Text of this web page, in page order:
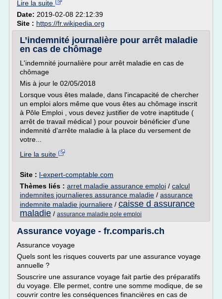
Lire la suite
Date: 2019-02-08 22:12:39
Site : https://fr.wikipedia.org
L’indemnité journalière pour arrêt maladie
en cas de chômage
L'indemnité journalière pour arrêt maladie en cas de
chômage
Mis à jour le 02/05/2018
Lorsque vous êtes malade, dans l'incapacité de chercher
un emploi alors même que vous êtes au chômage inscrit
à Pôle Emploi , vous devez justifier de votre inaptitude (
arrêt de travail médical ) pour pouvoir bénéficier d'une
indemnité d'arrête maladie à la place du versement de
votre...
Lire la suite
Site : l-expert-comptable.com
Thèmes liés : arret maladie assurance emploi / calcul
indemnites journalieres assurance maladie / assurance
indemnite maladie journaliere / caisse d assurance
maladie / assurance maladie pole emploi
Assurance voyage - fr.comparis.ch
Assurance voyage
Quels sont les risques couverts par une assurance voyage
annuelle ?
Souscrire une assurance voyage fait partie des préparatifs
du voyage. Elle permet, contre une somme modique, de se
couvrir contre les conséquences financières en cas de